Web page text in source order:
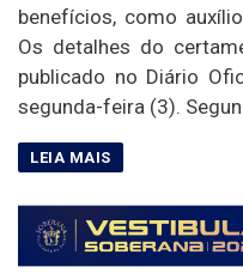
benefícios, como
Os detalhes do
publicado no Diário
segunda-feira (3).